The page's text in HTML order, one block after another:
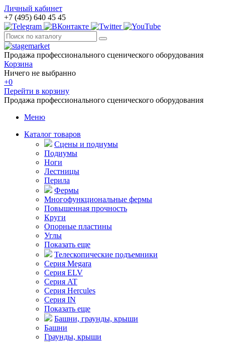
Личный кабинет
+7 (495) 640 45 45
Продажа профессионального сценического оборудования
Корзина
Ничего не выбранно
+0
Перейти в корзину
Продажа профессионального сценического оборудования
Меню
Каталог товаров
Сцены и подиумы
Подиумы
Ноги
Лестницы
Перила
Фермы
Многофункциональные фермы
Повышенная прочность
Круги
Опорные пластины
Углы
Показать еще
Телескопические подъемники
Серия Megara
Серия ELV
Серия AT
Серия Hercules
Серия IN
Показать еще
Башни, граунды, крыши
Башни
Граунды, крыши